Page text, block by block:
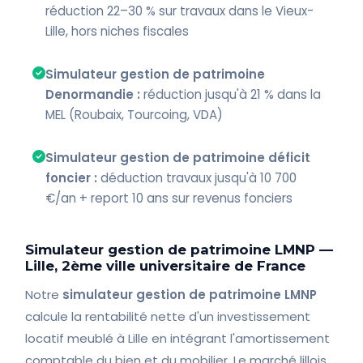
réduction 22–30 % sur travaux dans le Vieux-
Lille, hors niches fiscales
Simulateur gestion de patrimoine
Denormandie : réduction jusqu'à 21 % dans la
MEL (Roubaix, Tourcoing, VDA)
Simulateur gestion de patrimoine déficit
foncier : déduction travaux jusqu'à 10 700
€/an + report 10 ans sur revenus fonciers
Simulateur gestion de patrimoine LMNP —
Lille, 2ème ville universitaire de France
Notre simulateur gestion de patrimoine LMNP
calcule la rentabilité nette d'un investissement
locatif meublé à Lille en intégrant l'amortissement